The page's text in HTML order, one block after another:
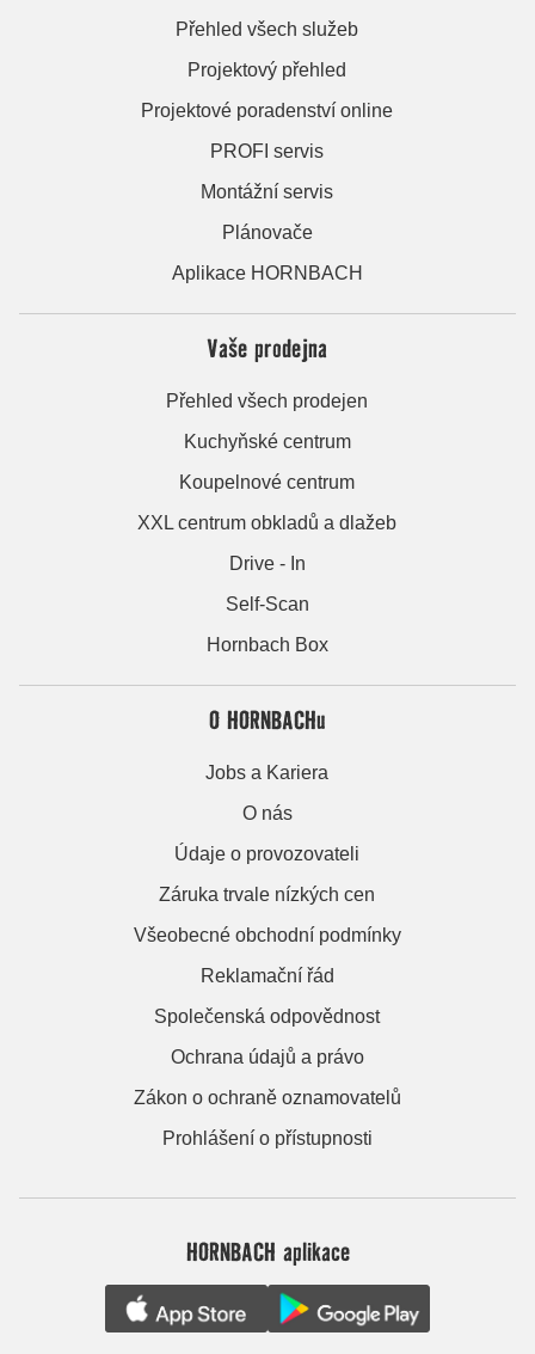
Přehled všech služeb
Projektový přehled
Projektové poradenství online
PROFI servis
Montážní servis
Plánovače
Aplikace HORNBACH
Vaše prodejna
Přehled všech prodejen
Kuchyňské centrum
Koupelnové centrum
XXL centrum obkladů a dlažeb
Drive - In
Self-Scan
Hornbach Box
O HORNBACHu
Jobs a Kariera
O nás
Údaje o provozovateli
Záruka trvale nízkých cen
Všeobecné obchodní podmínky
Reklamační řád
Společenská odpovědnost
Ochrana údajů a právo
Zákon o ochraně oznamovatelů
Prohlášení o přístupnosti
HORNBACH aplikace